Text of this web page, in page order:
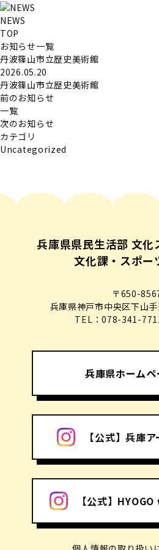
NEWS
TOP
お知らせ一覧
丹波篠山市立歴史美術館
2026.05.20
丹波篠山市立歴史美術館
前のお知らせ
一覧
次のお知らせ
カテゴリ
Uncategorized
兵庫県県民生活部 文化
文化課・スポー
〒650-
兵庫県神戸市中央区下山
TEL：078-341-
兵庫県ホームペ
【公式】兵庫
【公式】